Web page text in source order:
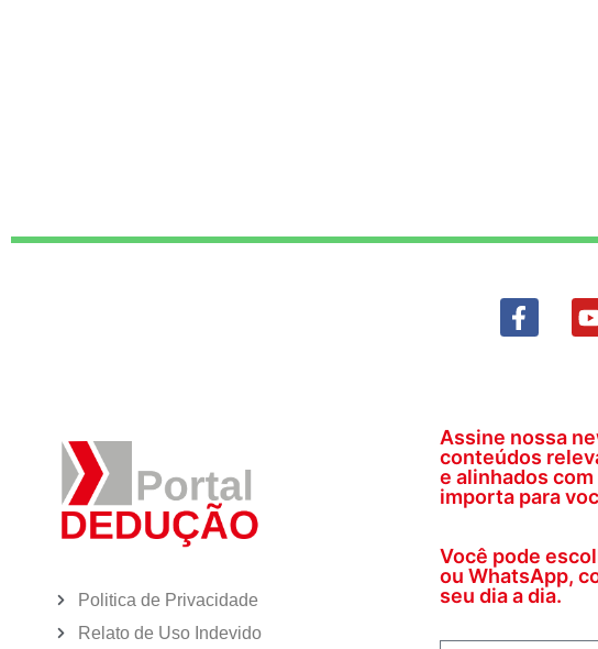
Politica de Privacidade
Relato de Uso Indevido
Assine nossa
conteúdos
e alinhados
importa para
Você pode
ou WhatsApp,
seu dia a dia.